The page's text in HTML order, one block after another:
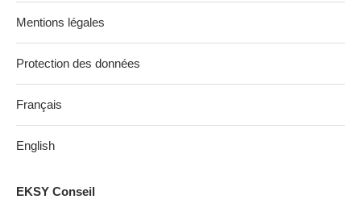
Mentions légales
Protection des données
Français
English
EKSY Conseil